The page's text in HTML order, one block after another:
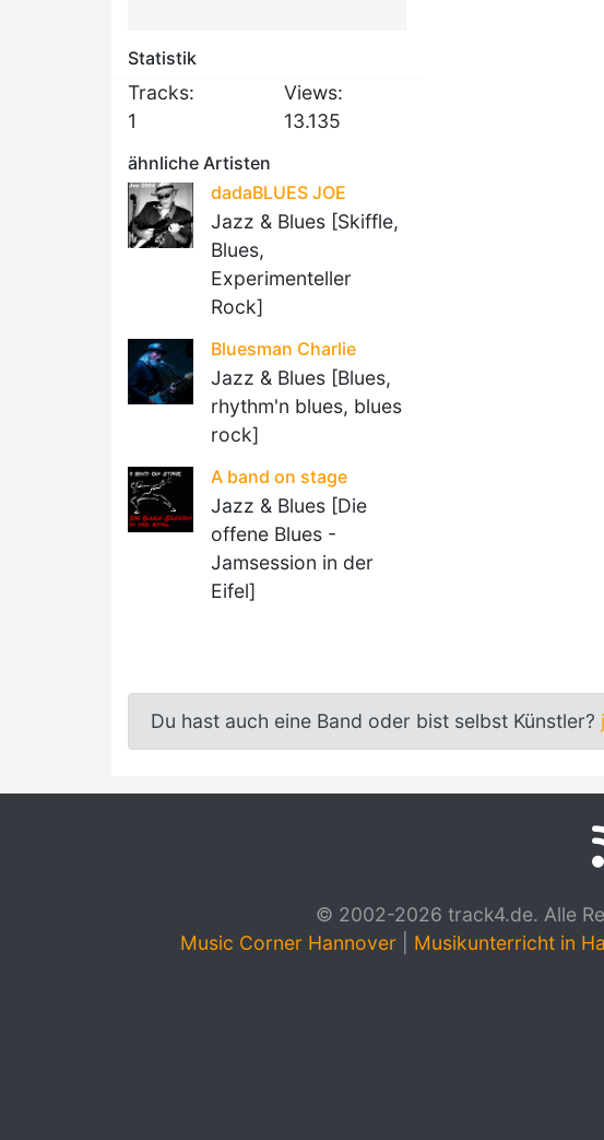
Statistik
Tracks:
1
Views:
13.135
ähnliche Artisten
dadaBLUES JOE
Jazz & Blues [Skiffle,
Blues,
Experimenteller
Rock]
Bluesman Charlie
Jazz & Blues [Blues,
rhythm'n blues, blues
rock]
A band on stage
Jazz & Blues [Die
offene Blues -
Jamsession in der
Eifel]
Du hast auch eine Band oder bist selbst Künstler?
© 2002-2026 track4.de. Alle
Music Corner Hannover
Musikunterricht in